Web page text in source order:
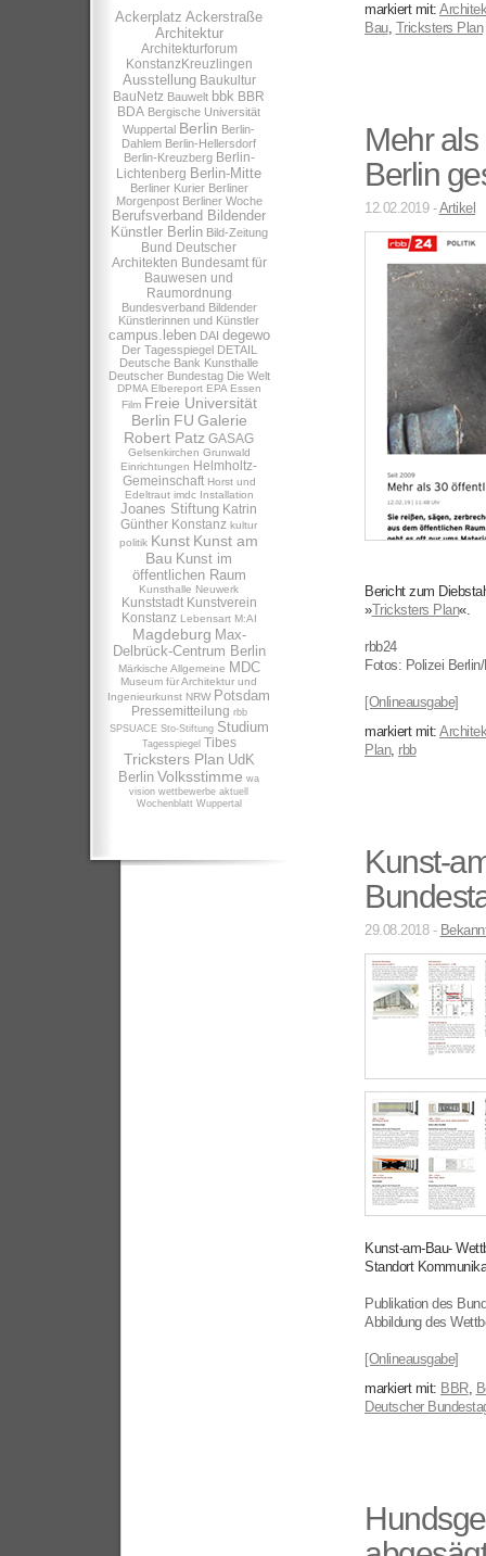
Ackerplatz Ackerstraße
Architektur
Architekturforum
KonstanzKreuzlingen
Ausstellung Baukultur
BauNetz Bauwelt bbk BBR
BDA Bergische Universität
Wuppertal Berlin Berlin-
Dahlem Berlin-Hellersdorf
Berlin-Kreuzberg Berlin-
Lichtenberg Berlin-Mitte
Berliner Kurier Berliner
Morgenpost Berliner Woche
Berufsverband Bildender
Künstler Berlin Bild-Zeitung
Bund Deutscher
Architekten Bundesamt für
Bauwesen und
Raumordnung
Bundesverband Bildender
Künstlerinnen und Künstler
campus.leben DAI degewo
Der Tagesspiegel DETAIL
Deutsche Bank Kunsthalle
Deutscher Bundestag Die Welt
DPMA Elbereport EPA Essen
Film Freie Universität
Berlin FU Galerie
Robert Patz GASAG
Gelsenkirchen Grunwald
Einrichtungen Helmholtz-
Gemeinschaft Horst und
Edeltraut imdc Installation
Joanes Stiftung Katrin
Günther Konstanz kultur
politik Kunst Kunst am
Bau Kunst im
öffentlichen Raum
Kunsthalle Neuwerk
Kunststadt Kunstverein
Konstanz Lebensart M:AI
Magdeburg Max-
Delbrück-Centrum Berlin
Märkische Allgemeine MDC
Museum für Architektur und
Ingenieurkunst NRW Potsdam
Pressemitteilung rbb
SPSUACE Sto-Stiftung Studium
Tagesspiegel Tibes
Tricksters Plan UdK
Berlin Volksstimme wa
vision wettbewerbe aktuell
Wochenblatt Wuppertal
markiert mit:
Bau, Tricksters Plan
Mehr
Berlin
12.02.2019 -Artikel
Bericht zum
»Tricksters Plan«.
rbb24
Fotos: Polizei
[Onlineausgabe]
markiert mit:
Plan, rbb
Kunst-
29.08.2018 -
Kunst-am-Bau-
Standort
Publikation des
Abbildung des
[Onlineausgabe]
markiert mit: BBR,
Deutscher